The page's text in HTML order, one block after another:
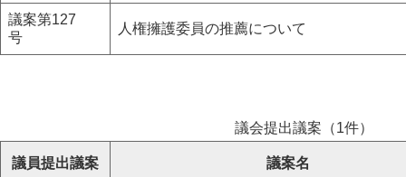
議案第127
号
人権擁護委員の推薦について
議会提出議案（1件）
議員提出議案 議案名